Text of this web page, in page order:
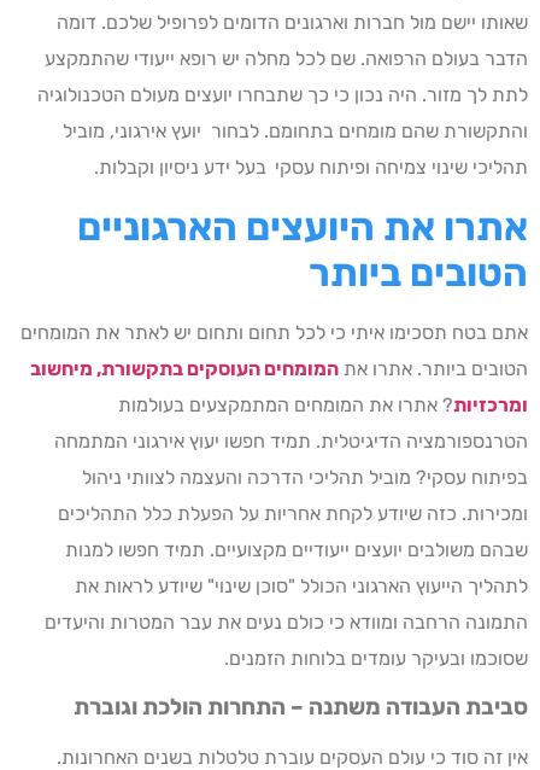
שאותו יישם מול חברות וארגונים הדומים לפרופיל שלכם. דומה
הדבר בעולם הרפואה. שם לכל מחלה יש רופא ייעודי שהתמקצע
לתת לך מזור. היה נכון כי כך שתבחרו יועצים מעולם הטכנולוגיה
והתקשורת שהם מומחים בתחומם. לבחור יועץ אירגוני, מוביל
תהליכי שינוי צמיחה ופיתוח עסקי בעל ידע ניסיון וקבלות.
אתרו את היועצים הארגוניים
הטובים ביותר
אתם בטח תסכימו איתי כי לכל תחום ותחום יש לאתר את המומחים
הטובים ביותר. אתרו את המומחים העוסקים בתקשורת, מיחשוב
ומרכזיות? אתרו את המומחים המתמקצעים בעולמות
הטרנספורמציה הדיגיטלית. תמיד חפשו יעוץ אירגוני המתמחה
בפיתוח עסקי? מוביל תהליכי הדרכה והעצמה לצוותי ניהול
ומכירות. כזה שיודע לקחת אחריות על הפעלת כלל התהליכים
שבהם משולבים יועצים ייעודיים מקצועיים. תמיד חפשו למנות
לתהליך הייעוץ הארגוני הכולל "סוכן שינוי" שיודע לראות את
התמונה הרחבה ומוודא כי כולם נעים את עבר המטרות והיעדים
שסוכמו ובעיקר עומדים בלוחות הזמנים.
סביבת העבודה משתנה – התחרות הולכת וגוברת
אין זה סוד כי עולם העסקים עוברת טלטלות בשנים האחרונות.